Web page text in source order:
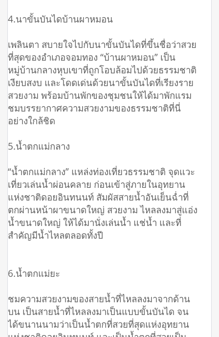
4.นาขั้นบันไดบ้านผาหมอน
เพลินตา สบายใจไปกับนาขั้นบันไดที่ขึ้นชื่อว่าสวย
ที่สุดของอำเภอจอมทอง “บ้านผาหมอน” เป็น
หมู่บ้านกลางหุบเขาที่ถูกโอบล้อมไปด้วยธรรมชาติ
เงียบสงบ และโดดเด่นด้วยนาขั้นบันไดที่เรียงราย
สวยงาม พร้อมบ้านพักของชุมชนให้ได้มาพักแรม
ชมบรรยากาศความสวยงามของธรรมชาติที่นี่
อย่างใกล้ชิด
5.น้ำตกแม่กลาง
“น้ำตกแม่กลาง” แหล่งท่องเที่ยวธรรมชาติ จุดแวะ
เที่ยวเล่นน้ำผ่อนคลาย ก่อนเข้าสู่ภายในอุทยาน
แห่งชาติดอยอินทนนท์ สัมผัสสายน้ำอันเย็นฉ่ำที่
ตกผ่านหน้าผาขนาดใหญ่ สวยงาม ไหลลงมาสู่แอ่ง
น้ำขนาดใหญ่ ให้ได้มานั่งเล่นน้ำ แช่น้ำ และที่
สำคัญมีน้ำไหลตลอดทั้งปี
6.น้ำตกแม่ยะ
ชมความสวยงามของสายน้ำที่ไหลลงมาจากด้าน
บน เป็นสายน้ำที่ไหลลงมาเป็นแบบขั้นบันได จน
ได้ขนานนามว่าเป็นน้ำตกที่สวยที่สุดแห่งอุทยาน